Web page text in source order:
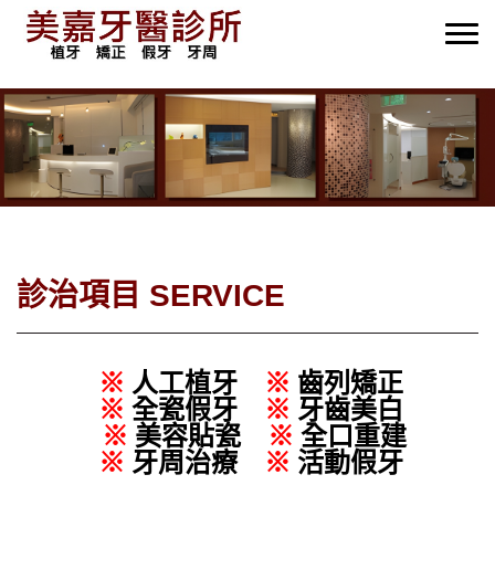
診治項目 SERVICE
※ 人工植牙 ※ ​齒列矯正
※ 全瓷假牙 ※ 牙齒美白
※ 美容貼瓷 ※ 全口重建 ​
※ 牙周治療 ​ ※ ​活動假牙